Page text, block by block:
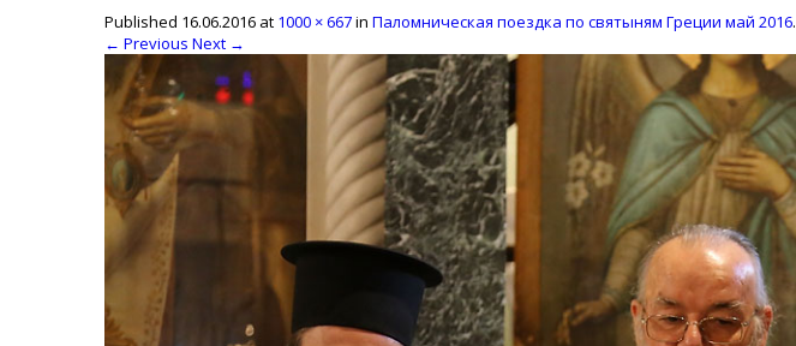
Published 16.06.2016 at 1000 × 667in Паломническая поездка по святыням Греции май 2016.
← Previous Next →